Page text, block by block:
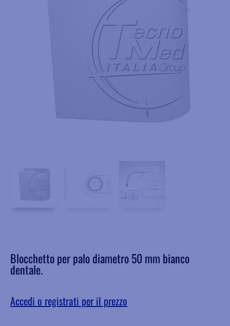
Blocchetto per palo diametro 50 mm bianco
dentale.
Accedi o registrati per il prezzo